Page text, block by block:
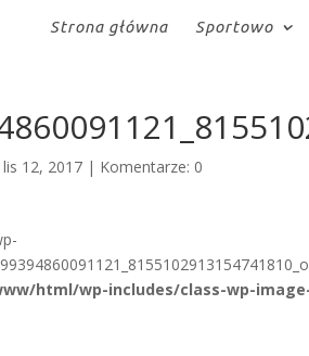
Strona główna Sportowo
lis 12, 2017 | Komentarze: 0
html/wp-includes/class-wp-